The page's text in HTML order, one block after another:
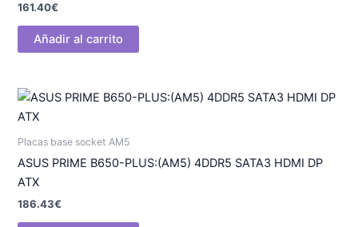
161.40€
Añadir al carrito
Placas base socket AM5
ASUS PRIME B650-PLUS:(AM5) 4DDR5 SATA3 HDMI DP
ATX
186.43€